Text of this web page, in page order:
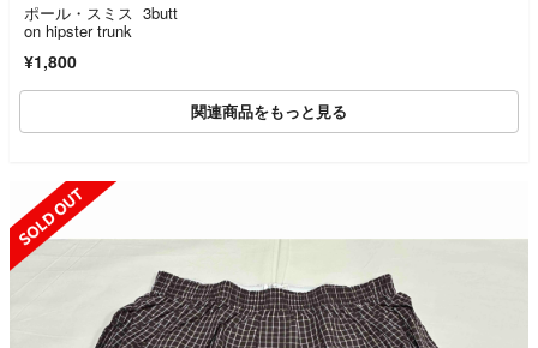
ポール・スミス 3butt
on hipster trunk
¥1,800
関連商品をもっと見る